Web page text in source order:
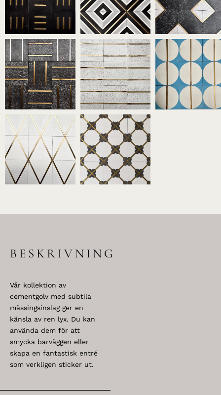
BESKRIVNING
Vår kollektion av
cementgolv med subtila
mässingsinslag ger en
känsla av ren lyx. Du kan
använda dem för att
smycka barväggen eller
skapa en fantastisk entré
som verkligen sticker ut.